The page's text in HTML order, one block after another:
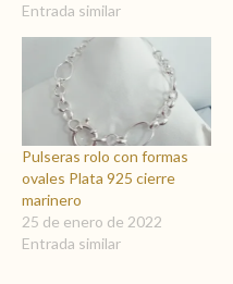
Entrada similar
Pulseras rolo con formas
ovales Plata 925 cierre
marinero
25 de enero de 2022
Entrada similar